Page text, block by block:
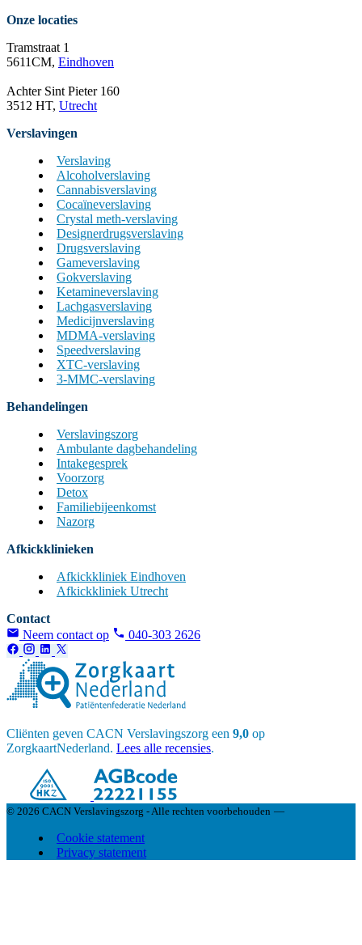
Onze locaties
Tramstraat 1
5611CM, Eindhoven
Achter Sint Pieter 160
3512 HT, Utrecht
Verslavingen
Verslaving
Alcoholverslaving
Cannabisverslaving
Cocaïneverslaving
Crystal meth-verslaving
Designerdrugsverslaving
Drugsverslaving
Gameverslaving
Gokverslaving
Ketamineverslaving
Lachgasverslaving
Medicijnverslaving
MDMA-verslaving
Speedverslaving
XTC-verslaving
3-MMC-verslaving
Behandelingen
Verslavingszorg
Ambulante dagbehandeling
Intakegesprek
Voorzorg
Detox
Familiebijeenkomst
Nazorg
Afkickklinieken
Afkickkliniek Eindhoven
Afkickkliniek Utrecht
Contact
Neem contact op
040-303 2626
Cliënten geven CACN Verslavingszorg een 9,0 op
ZorgkaartNederland. Lees alle recensies.
© 2026 CACN Verslavingszorg - Alle rechten voorbehouden —
Cookie statement
Privacy statement